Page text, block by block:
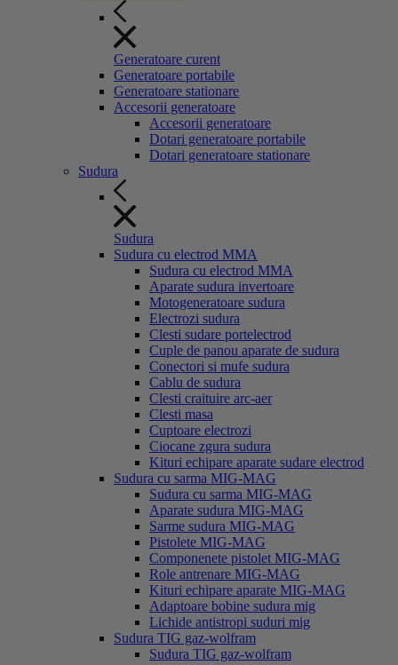
Generatoare curent
Generatoare portabile
Generatoare stationare
Accesorii generatoare
Accesorii generatoare
Dotari generatoare portabile
Dotari generatoare stationare
Sudura
Sudura
Sudura cu electrod MMA
Sudura cu electrod MMA
Aparate sudura invertoare
Motogeneratoare sudura
Electrozi sudura
Clesti sudare portelectrod
Cuple de panou aparate de sudura
Conectori si mufe sudura
Cablu de sudura
Clesti craituire arc-aer
Clesti masa
Cuptoare electrozi
Ciocane zgura sudura
Kituri echipare aparate sudare electrod
Sudura cu sarma MIG-MAG
Sudura cu sarma MIG-MAG
Aparate sudura MIG-MAG
Sarme sudura MIG-MAG
Pistolete MIG-MAG
Componenete pistolet MIG-MAG
Role antrenare MIG-MAG
Kituri echipare aparate MIG-MAG
Adaptoare bobine sudura mig
Lichide antistropi suduri mig
Sudura TIG gaz-wolfram
Sudura TIG gaz-wolfram